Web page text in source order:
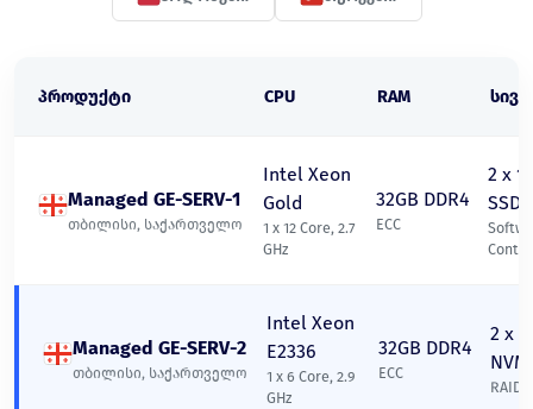
პროდუქტი CPU RAM
Managed GE-SERV-1
თბილისი, საქართველო
Intel Xeon
Gold
1 x 12 Core, 2.7
GHz
32GB DDR4
ECC
2 x 1
SSD
Managed GE-SERV-2
თბილისი, საქართველო
Intel Xeon
E2336
1 x 6 Core, 2.9
GHz
32GB DDR4
ECC
2 x
RAID 1